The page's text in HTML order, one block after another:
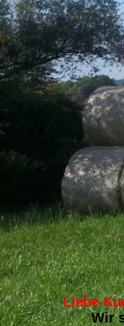
Liebe
Wir